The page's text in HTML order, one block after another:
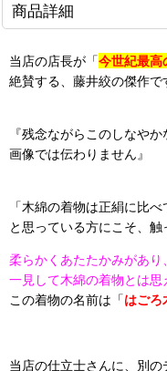
商品詳細
当店の店長が「今世紀最高
絶賛する、藤井絞の傑作で
『残念ながらこのしなや
画像では伝わりません』
「木綿の着物は正絹に比べ
と思っている方にこそ、触
柔らかくあたたかみがあ
一見して木綿の着物とは思
この着物の名前は「はごろ
当店の仕立士さんに、別